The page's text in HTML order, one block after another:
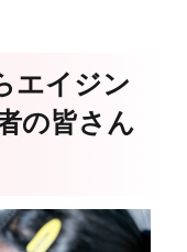
エイジン
の皆さん